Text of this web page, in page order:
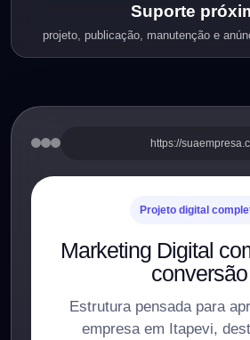
Suporte
projeto, publicação, manutenção e
https://
Projeto digital
Marketing Digital
conversão
Estrutura pensada para
empresa em Itapevi,